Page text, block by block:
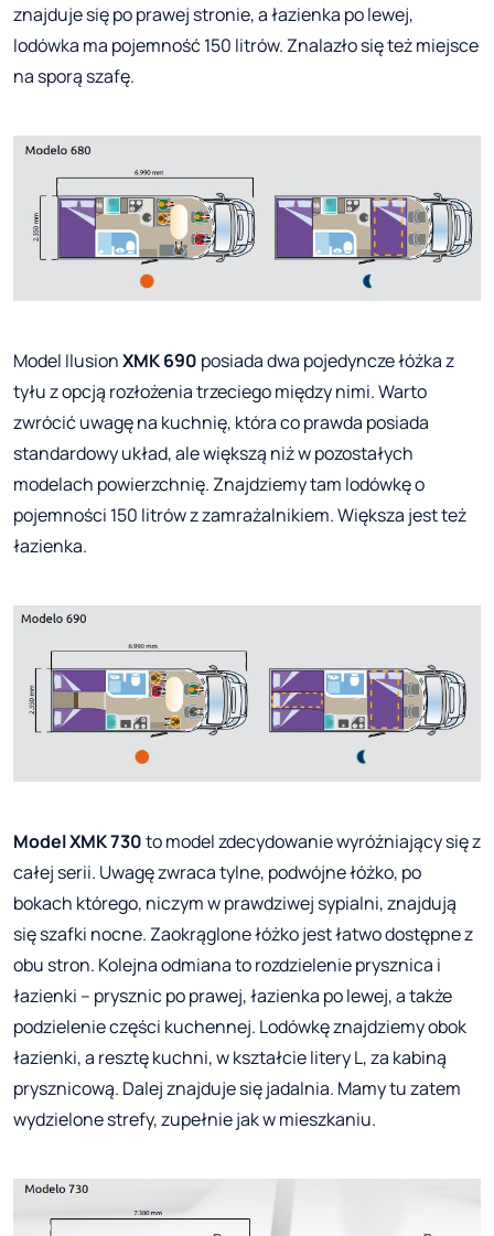
znajduje się po prawej stronie, a łazienka po lewej,
lodówka ma pojemność 150 litrów. Znalazło się też miejsce
na sporą szafę.
Model IlusionXMK 690 posiada dwa pojedyncze łóżka z
tyłu z opcją rozłożenia trzeciego między nimi. Warto
zwrócić uwagę na kuchnię, która co prawda posiada
standardowy układ, ale większą niż w pozostałych
modelach powierzchnię. Znajdziemy tam lodówkę o
pojemności 150 litrów z zamrażalnikiem. Większa jest też
łazienka.
Model XMK 730to model zdecydowanie wyróżniający się z
całej serii. Uwagę zwraca tylne, podwójne łóżko, po
bokach którego, niczym w prawdziwej sypialni, znajdują
się szafki nocne. Zaokrąglone łóżko jest łatwo dostępne z
obu stron. Kolejna odmiana to rozdzielenie prysznica i
łazienki – prysznic po prawej, łazienka po lewej, a także
podzielenie części kuchennej. Lodówkę znajdziemy obok
łazienki, a resztę kuchni, w kształcie litery L, za kabiną
prysznicową. Dalej znajduje się jadalnia. Mamy tu zatem
wydzielone strefy, zupełnie jak w mieszkaniu.